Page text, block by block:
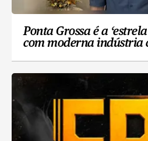
Ponta Grossa é a
com moderna indústria